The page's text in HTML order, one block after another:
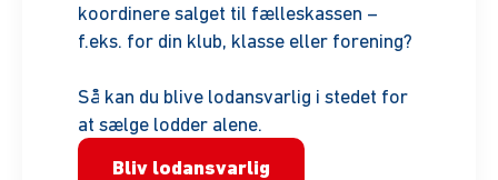
koordinere salget til fælleskassen –
f.eks. for din klub, klasse eller forening?
Så kan du blive lodansvarlig i stedet for
at sælge lodder alene.
Bliv lodansvarlig